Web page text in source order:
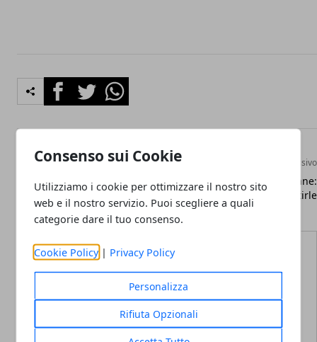
Consenso sui Cookie
Utilizziamo i cookie per ottimizzare il nostro sito
web e il nostro servizio. Puoi scegliere a quali
categorie dare il tuo consenso.
Cookie Policy | Privacy Policy
Personalizza
Rifiuta Opzionali
FacebookTwitterWhatsapp
Articolo Precedente
I 6 errori da evitare
nell’educazione del cane
Articolo Successivo
Proteine nella dieta del cane:
i consigli per gestirle
Redazione